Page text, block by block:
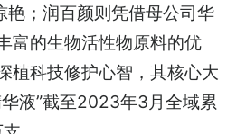
艳；润百颜则凭借母公司华
富的生物活性物原料的优
植科技修护心智，其核心大
液”截至2023年3月全域累